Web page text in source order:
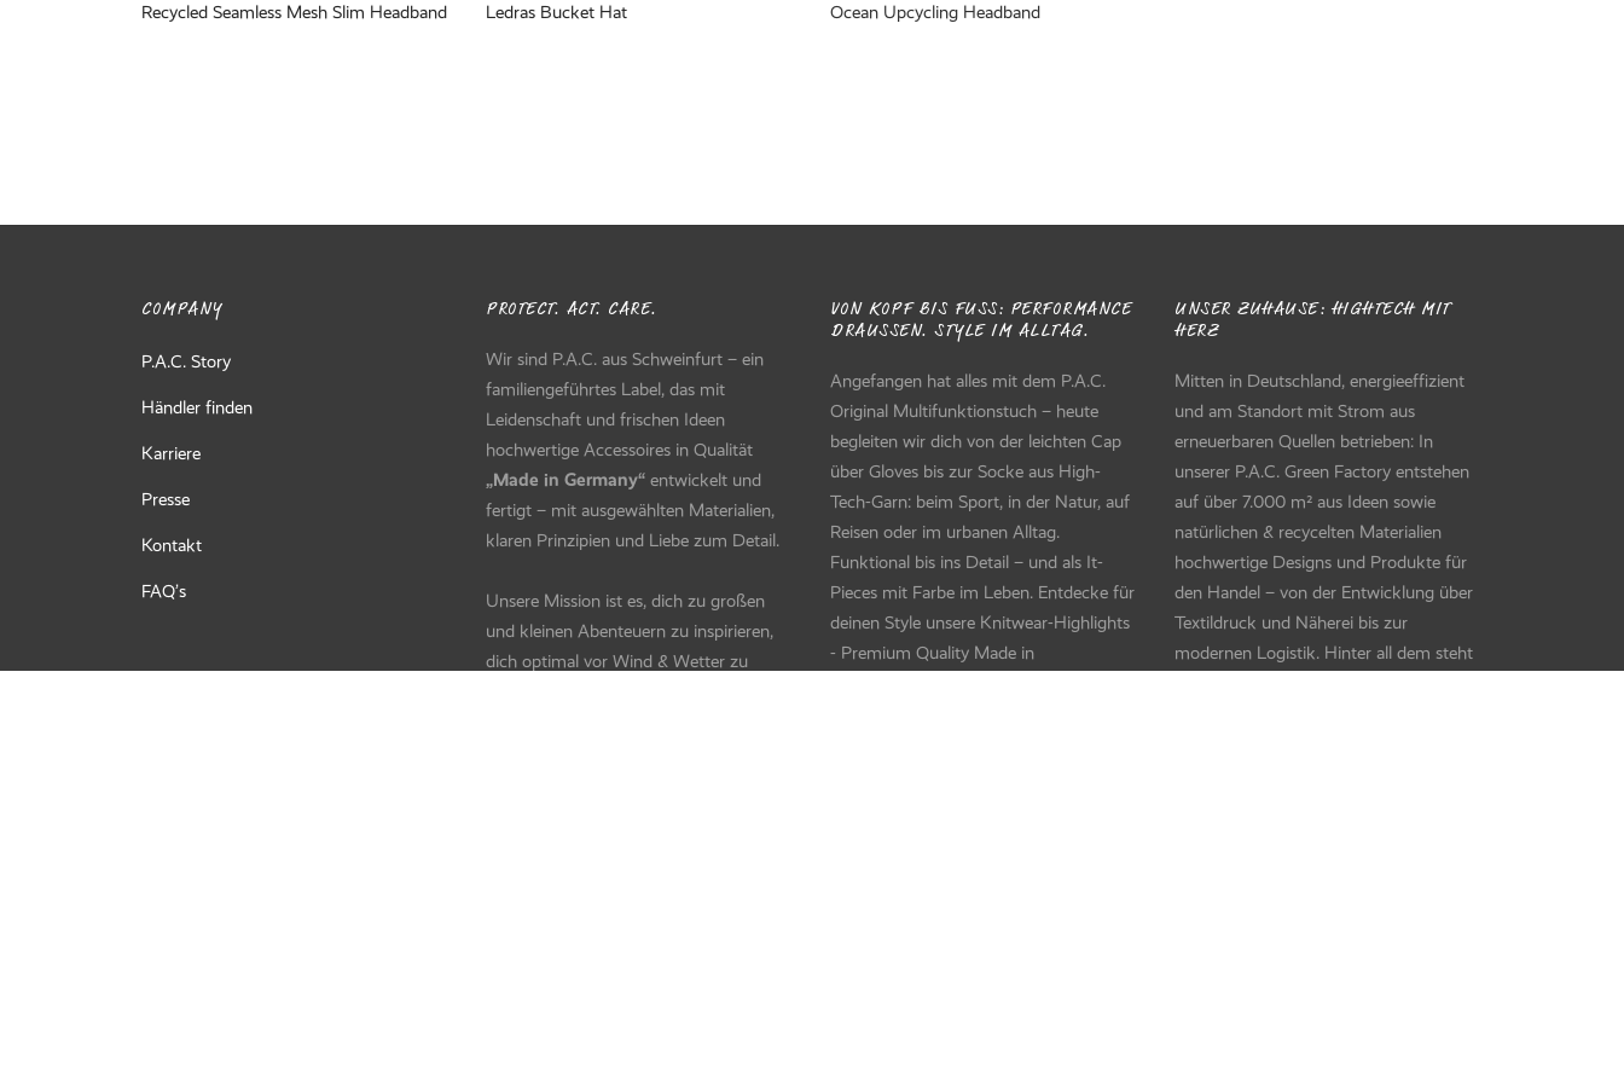
Recycled Seamless Mesh Slim Headband Ledras Bucket Hat Ocean Upcycling Headband
COMPANY
P.A.C. Story
Händler finden
Karriere
Presse
Kontakt
FAQ’s
PROTECT. ACT. CARE.
Wir sind P.A.C. aus Schweinfurt – ein
familiengeführtes Label, das mit
Leidenschaft und frischen Ideen
hochwertige Accessoires in Qualität
„Made in Germany“ entwickelt und
fertigt – mit ausgewählten Materialien,
klaren Prinzipien und Liebe zum Detail.
Unsere Mission ist es, dich zu großen
und kleinen Abenteuern zu inspirieren,
dich optimal vor Wind & Wetter zu
VON KOPF BIS FUSS: PERFORMANCE D
RAUSSEN. STYLE IM ALLTAG.
Angefangen hat alles mit dem P.A.C.
Original Multifunktionstuch – heute
begleiten wir dich von der leichten Cap
über Gloves bis zur Socke aus High-
Tech-Garn: beim Sport, in der Natur, auf
Reisen oder im urbanen Alltag.
Funktional bis ins Detail – und als It-
Pieces mit Farbe im Leben. Entdecke für
deinen Style unsere Knitwear-Highlights
- Premium Quality Made in
UNSER ZUHAUSE: HIGHTECH MIT
HERZ
Mitten in Deutschland, energieeffizient
und am Standort mit Strom aus
erneuerbaren Quellen betrieben: In
unserer P.A.C. Green Factory entstehen
auf über 7.000 m² aus Ideen sowie
natürlichen & recycelten Materialien
hochwertige Designs und Produkte für
den Handel – von der Entwicklung über
Textildruck und Näherei bis zur
modernen Logistik. Hinter all dem steht